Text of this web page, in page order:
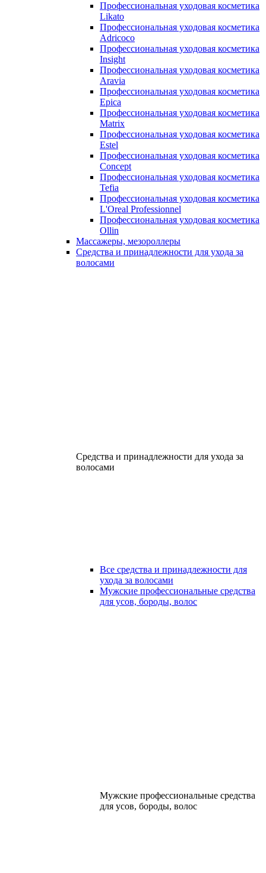
Профессиональная уходовая косметика
Likato
Профессиональная уходовая косметика
Adricoco
Профессиональная уходовая косметика
Insight
Профессиональная уходовая косметика
Aravia
Профессиональная уходовая косметика
Epica
Профессиональная уходовая косметика
Matrix
Профессиональная уходовая косметика
Estel
Профессиональная уходовая косметика
Concept
Профессиональная уходовая косметика
Tefia
Профессиональная уходовая косметика
L'Oreal Professionnel
Профессиональная уходовая косметика
Ollin
Массажеры, мезороллеры
Средства и принадлежности для ухода за
волосами
Средства и принадлежности для ухода за
волосами
Все средства и принадлежности для
ухода за волосами
Мужские профессиональные средства
для усов, бороды, волос
Мужские профессиональные средства
для усов, бороды, волос